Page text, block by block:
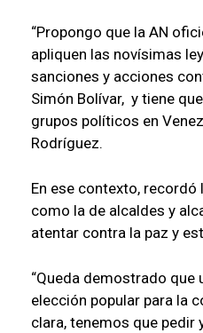
“Propongo que la AN
apliquen las novísimas
sanciones y acciones
Simón Bolívar, y tiene
grupos políticos en
Rodríguez.
En ese contexto, recordó
como la de alcaldes y
atentar contra la paz y
“Queda demostrado
elección popular para la
clara, tenemos que pedir